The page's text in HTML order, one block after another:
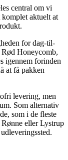
central om vi
komplet aktuelt at
for dag-til-
Honeycomb,
igennem forinden
at få pakken
levering, men
Som alternativ
som i de fleste
eller Lystrup